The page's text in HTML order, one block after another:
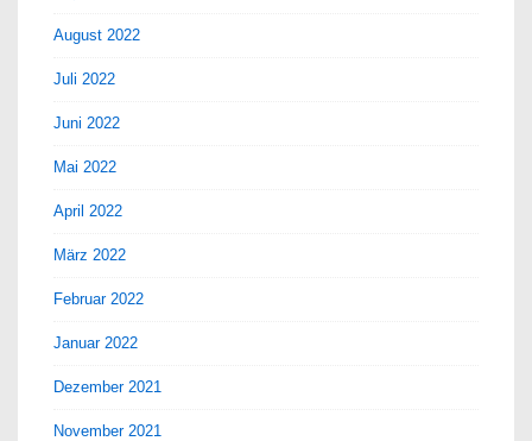
August 2022
Juli 2022
Juni 2022
Mai 2022
April 2022
März 2022
Februar 2022
Januar 2022
Dezember 2021
November 2021